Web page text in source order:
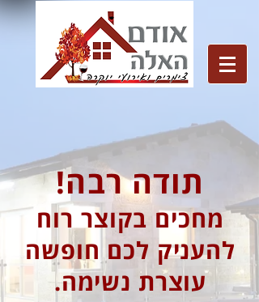
תודה רבה!
מחכים בקוצר רוח
להעניק לכם חופשה
עוצרת נשימה.